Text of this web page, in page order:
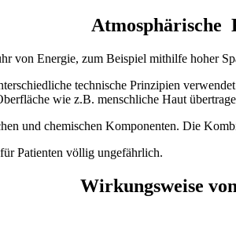
Atmosphärische
von Energie, zum Beispiel mithilfe hoher
technische Prinzipien
wie z.B. menschliche Haut
und chemischen Komponenten. Die
Patienten völlig ungefährlich.
Wirkungsweise